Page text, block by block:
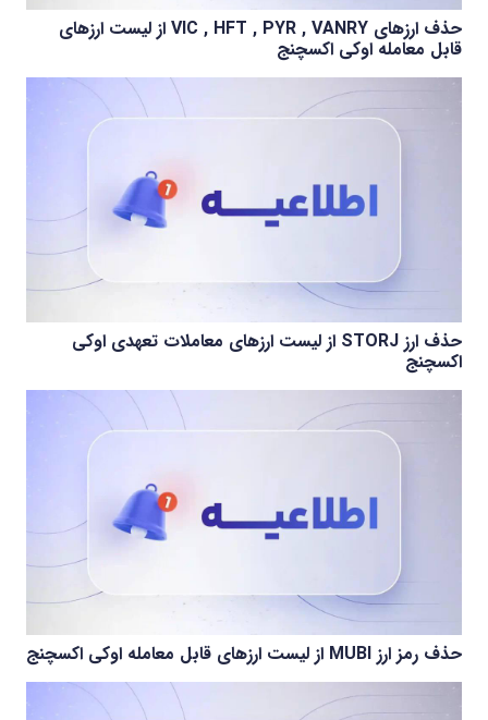
حذف ارزهای VIC , HFT , PYR , VANRY از لیست ارزهای
قابل معامله اوکی اکسچنج
حذف ارز STORJ از لیست ارزهای معاملات تعهدی اوکی
اکسچنج
حذف رمز ارز MUBI از لیست ارزهای قابل معامله اوکی اکسچنج